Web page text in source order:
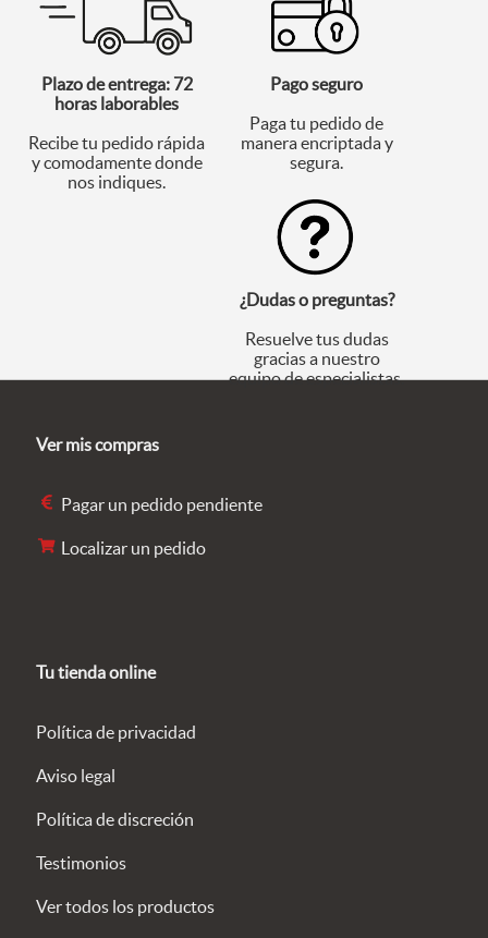
Plazo de entrega: 72
horas laborables
Recibe tu pedido rápida
y comodamente donde
nos indiques.
Pago seguro
Paga tu pedido de
manera encriptada y
segura.
¿Dudas o preguntas?
Resuelve tus dudas
gracias a nuestro
equipo de especialistas.
Ver mis compras
Pagar un pedido pendiente
Localizar un pedido
Tu tienda online
Política de privacidad
Aviso legal
Política de discreción
Testimonios
Ver todos los productos